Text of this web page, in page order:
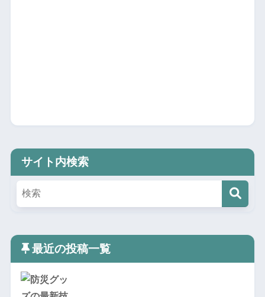
サイト内検索
最近の投稿一覧